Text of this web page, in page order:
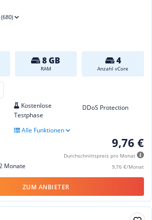
(680)
8 GB
RAM
4
Anzahl vCore
Kostenlose
Testphase
DDoS Protection
Alle Funktionen
9,76 €
Durchschnittspreis pro Monat
9,76 €/Monat
Monate
ZUM ANBIETER